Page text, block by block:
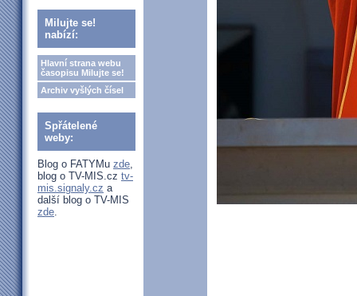
Milujte se!
nabízí:
Hlavní strana webu
časopisu Milujte se!
Archiv vyšlých čísel
Spřátelené
weby:
Blog o FATYMu zde,
blog o TV-MIS.cz tv-
mis.signaly.cz a
další blog o TV-MIS
zde.